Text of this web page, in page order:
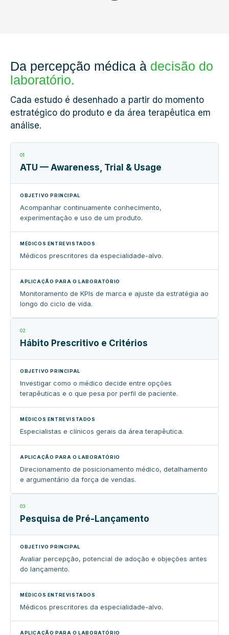
Da percepção médica à decisão do
laboratório.
Cada estudo é desenhado a partir do momento
estratégico do produto e da área terapêutica em
análise.
01
ATU — Awareness, Trial & Usage
Acompanhar continuamente conhecimento,
experimentação e uso de um produto.
Médicos prescritores da especialidade-alvo.
Monitoramento de KPIs de marca e ajuste da estratégia ao
longo do ciclo de vida.
02
Hábito Prescritivo e Critérios
Investigar como o médico decide entre opções
terapêuticas e o que pesa por perfil de paciente.
Especialistas e clínicos gerais da área terapêutica.
Direcionamento de posicionamento médico, detalhamento
e argumentário da força de vendas.
03
Pesquisa de Pré-Lançamento
Avaliar percepção, potencial de adoção e objeções antes
do lançamento.
Médicos prescritores da especialidade-alvo.